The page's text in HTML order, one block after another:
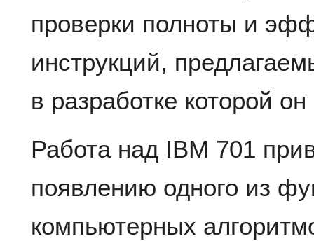
проверки полноты и
инструкций,
в разработке которой
Работа над IBM 701
появлению одного из
компьютерных